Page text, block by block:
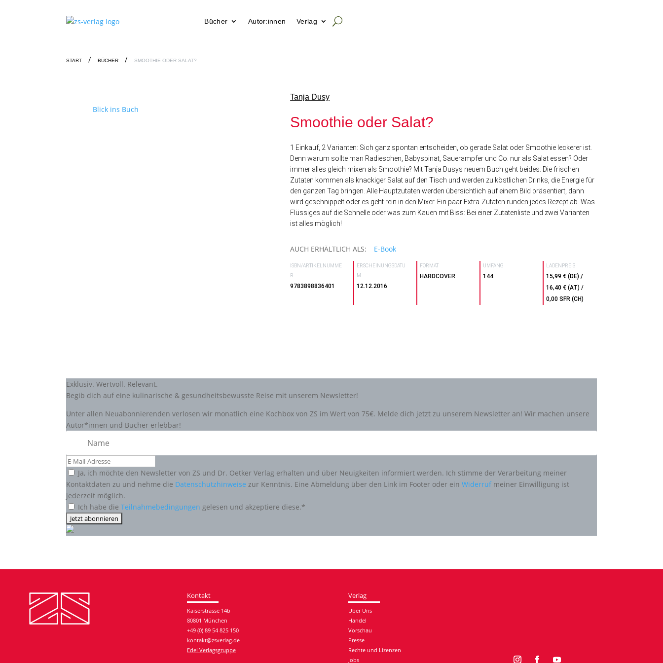
Bücher Autor:innen Verlag
START BÜCHER SMOOTHIE ODER SALAT?
Blick ins Buch
Tanja Dusy
Smoothie oder Salat?
1 Einkauf, 2 Varianten: Sich ganz spontan entscheiden, ob gerade Salat oder Smoothie leckerer ist.
Denn warum sollte man Radieschen, Babyspinat, Sauerampfer und Co. nur als Salat essen? Oder
immer alles gleich mixen als Smoothie? Mit Tanja Dusys neuem Buch geht beides: Die frischen
Zutaten kommen als knackiger Salat auf den Tisch und werden zu köstlichen Drinks, die Energie für
den ganzen Tag bringen. Alle Hauptzutaten werden übersichtlich auf einem Bild präsentiert, dann
wird geschnippelt oder es geht rein in den Mixer. Ein paar Extra-Zutaten runden jedes Rezept ab. Was
Flüssiges auf die Schnelle oder was zum Kauen mit Biss: Bei einer Zutatenliste und zwei Varianten
ist alles möglich!
AUCH ERHÄLTLICH ALS: E-Book
ISBN/ARTIKELNUMME
R
9783898836401
ERSCHEINUNGSDATU
M
12.12.2016
FORMAT
HARDCOVER
UMFANG
144
LADENPREIS
15,99 € (DE) /
16,40 € (AT) /
0,00 SFR (CH)
Exklusiv. Wertvoll. Relevant.
Begib dich auf eine kulinarische & gesundheitsbewusste Reise mit unserem Newsletter!
Unter allen Neuabonnierenden verlosen wir monatlich eine Kochbox von ZS im Wert von 75€. Melde dich jetzt zu unserem Newsletter an! Wir machen unsere
Autor*innen und Bücher erlebbar!
Ja, ich möchte den Newsletter von ZS und Dr. Oetker Verlag erhalten und über Neuigkeiten informiert werden. Ich stimme der Verarbeitung meiner
Kontaktdaten zu und nehme die Datenschutzhinweise zur Kenntnis. Eine Abmeldung über den Link im Footer oder einWiderruf meiner Einwilligung ist
jederzeit möglich.
Ich habe dieTeilnahmebedingungen gelesen und akzeptiere diese.*
Kontakt
Kaiserstrasse 14b
80801 München
+49 (0) 89 54 825 150
kontakt@zsverlag.de
Edel Verlagsgruppe
Verlag
Über Uns
Handel
Vorschau
Presse
Rechte und Lizenzen
Jobs